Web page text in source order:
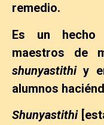
remedio.
Es un hecho
maestros de
shunyastithiy
alumnos
Shunyastithi